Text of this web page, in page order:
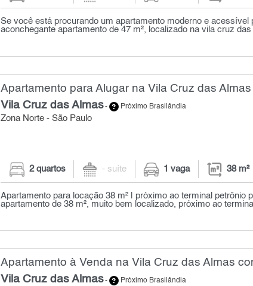
Se você está procurando um apartamento moderno e acessível
aconchegante apartamento de 47 m², localizado na vila cruz
Apartamento para Alugar na Vila Cruz das
Vila Cruz das Almas- Próximo Brasilândia
Zona Norte - São Paulo
2 quartos - suíte 1 vaga 38 m²
Apartamento para locação 38 m² | próximo ao terminal petrônio
apartamento de 38 m², muito bem localizado, próximo ao terminal
Apartamento à Venda na Vila Cruz das Almas
Vila Cruz das Almas- Próximo Brasilândia